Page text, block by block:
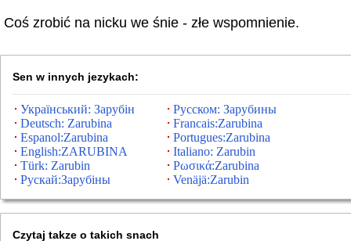
Coś zrobić na nicku we śnie - złe wspomnienie.
Sen w innych jezykach:
Український: Зарубін
Русском: Зарубины
Deutsch: Zarubina
Francais:Zarubina
Espanol:Zarubina
Portugues:Zarubina
English:ZARUBINA
Italiano: Zarubin
Türk: Zarubin
Ρωσικά:Zarubina
Рускай:Зарубіны
Venäjä:Zarubin
Czytaj takze o takich snach